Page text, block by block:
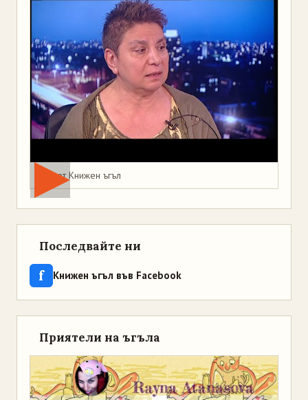
Мая от Книжен ъгъл
Последвайте ни
f Книжен ъгъл във Facebook
Приятели на ъгъла